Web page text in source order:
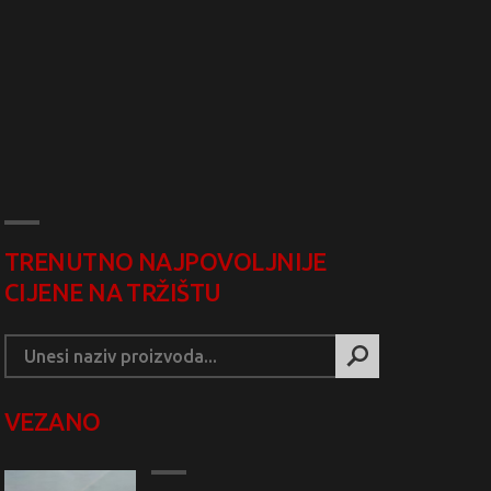
TRENUTNO NAJPOVOLJNIJE
CIJENE NA TRŽIŠTU
VEZANO